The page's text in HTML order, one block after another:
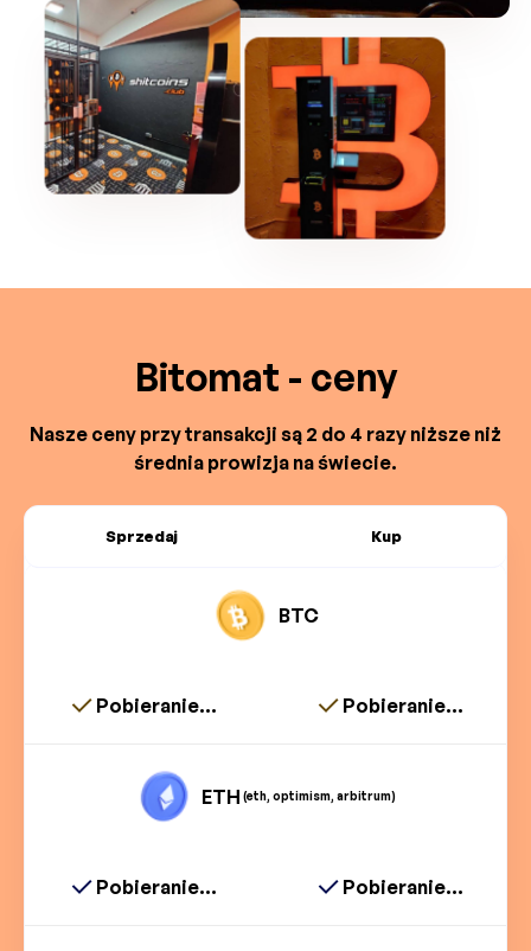
Bitomat - ceny
Nasze ceny przy transakcji są 2 do 4 razy niższe niż
średnia prowizja na świecie.
Sprzedaj Kup
BTC
Pobieranie... Pobieranie...
ETH (eth, optimism, arbitrum)
Pobieranie... Pobieranie...